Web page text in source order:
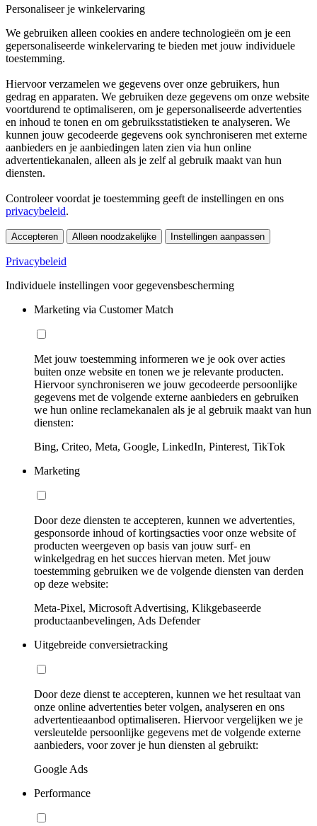
Personaliseer je winkelervaring
We gebruiken alleen cookies en andere technologieën om je een
gepersonaliseerde winkelervaring te bieden met jouw individuele
toestemming.
Hiervoor verzamelen we gegevens over onze gebruikers, hun
gedrag en apparaten. We gebruiken deze gegevens om onze website
voortdurend te optimaliseren, om je gepersonaliseerde advertenties
en inhoud te tonen en om gebruiksstatistieken te analyseren. We
kunnen jouw gecodeerde gegevens ook synchroniseren met externe
aanbieders en je aanbiedingen laten zien via hun online
advertentiekanalen, alleen als je zelf al gebruik maakt van hun
diensten.
Controleer voordat je toestemming geeft de instellingen en ons
privacybeleid.
Accepteren Alleen noodzakelijke Instellingen aanpassen
Privacybeleid
Individuele instellingen voor gegevensbescherming
Marketing via Customer Match
Met jouw toestemming informeren we je ook over acties
buiten onze website en tonen we je relevante producten.
Hiervoor synchroniseren we jouw gecodeerde persoonlijke
gegevens met de volgende externe aanbieders en gebruiken
we hun online reclamekanalen als je al gebruik maakt van hun
diensten:
Bing, Criteo, Meta, Google, LinkedIn, Pinterest, TikTok
Marketing
Door deze diensten te accepteren, kunnen we advertenties,
gesponsorde inhoud of kortingsacties voor onze website of
producten weergeven op basis van jouw surf- en
winkelgedrag en het succes hiervan meten. Met jouw
toestemming gebruiken we de volgende diensten van derden
op deze website:
Meta-Pixel, Microsoft Advertising, Klikgebaseerde
productaanbevelingen, Ads Defender
Uitgebreide conversietracking
Door deze dienst te accepteren, kunnen we het resultaat van
onze online advertenties beter volgen, analyseren en ons
advertentieaanbod optimaliseren. Hiervoor vergelijken we je
versleutelde persoonlijke gegevens met de volgende externe
aanbieders, voor zover je hun diensten al gebruikt:
Google Ads
Performance